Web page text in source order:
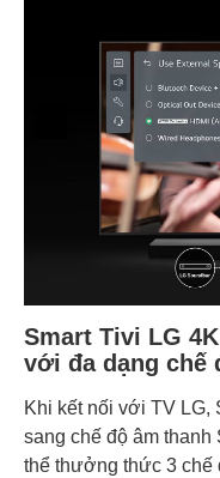
Smart Tivi LG
với đa dạng chế
Khi kết nối với TV LG,
sang chế độ âm thanh
thể thưởng thức 3 chế